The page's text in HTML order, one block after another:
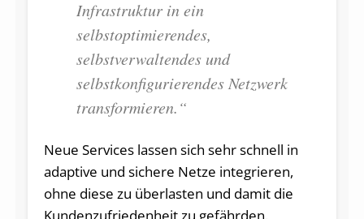
Infrastruktur in ein
selbstoptimierendes,
selbstverwaltendes und
selbstkonfigurierendes Netzwerk
transformieren.“
Neue Services lassen sich sehr schnell in
adaptive und sichere Netze integrieren,
ohne diese zu überlasten und damit die